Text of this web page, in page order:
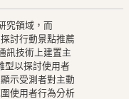
究領域，而
討行動景點推薦
訊技術上建置主
型以探討使用者
示受測者對主動
使用者行為分析